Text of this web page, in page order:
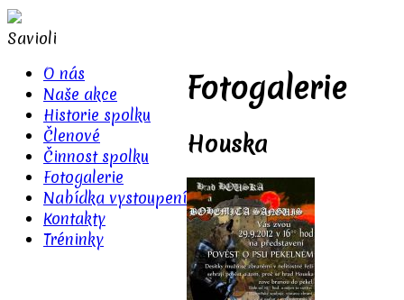
Savioli
O nás
Naše akce
Historie spolku
Členové
Činnost spolku
Fotogalerie
Nabídka vystoupení
Kontakty
Tréninky
Fotogalerie
Houska